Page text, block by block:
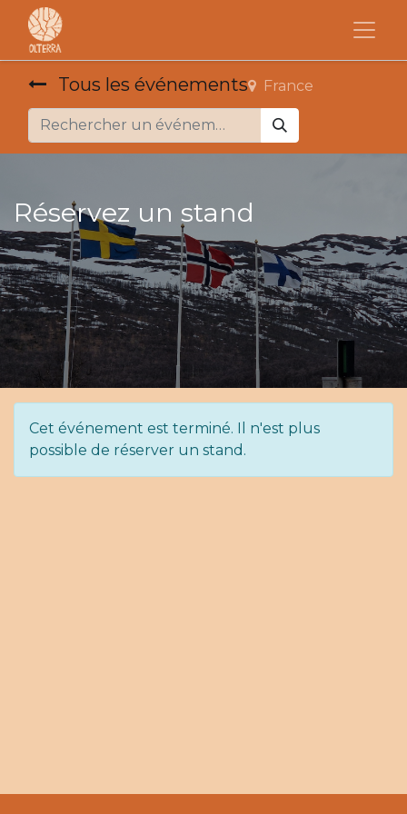
Tous les événements France
Réservez un stand
Cet événement est terminé. Il n'est plus
possible de réserver un stand.